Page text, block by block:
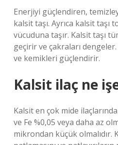
Enerjiyi güçlendiren,
kalsit taşı. Ayrıca kalsit taşı
vücuduna taşır. Kalsit taşı
geçirir ve çakraları dengeler.
ve kemikleri güçlendirir.
Kalsit ilaç ne
Kalsit en çok mide ilaçlarında
ve Fe %0,05 veya daha az
mikrondan küçük olmalıdır.